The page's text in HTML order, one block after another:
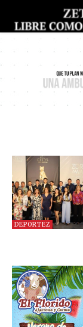
DEPORTEZ